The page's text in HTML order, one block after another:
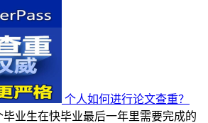
个人如何进行论文查重？
业生在快毕业最后一年里需要完成的